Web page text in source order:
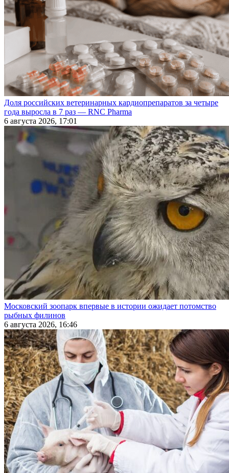
Доля российских ветеринарных кардиопрепаратов за четыре
года выросла в 7 раз — RNC Pharma
6 августа 2026, 17:01
Московский зоопарк впервые в истории ожидает потомство
рыбных филинов
6 августа 2026, 16:46